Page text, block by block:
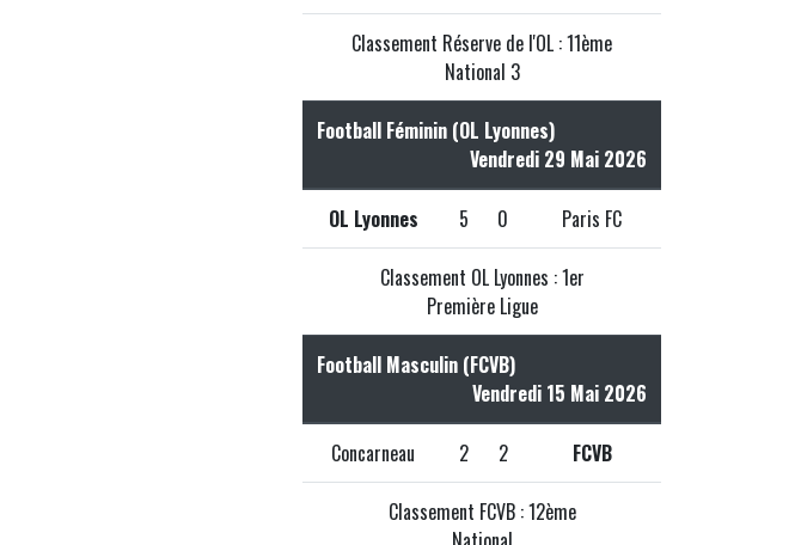
Classement Réserve de l'OL : 11ème
National 3
Football Féminin (OL Lyonnes)
Vendredi 29 Mai 2026
OL Lyonnes 5 0 Paris FC
Classement OL Lyonnes : 1er
Première Ligue
Football Masculin (FCVB)
Vendredi 15 Mai 2026
Concarneau 2 2 FCVB
Classement FCVB : 12ème